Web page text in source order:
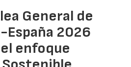
General de
España 2026
enfoque